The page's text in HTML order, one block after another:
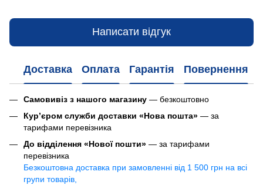
Написати відгук
Доставка Оплата Гарантія Повернення
Самовивіз з нашого магазину — безкоштовно
Кур’єром служби доставки «Нова пошта» — за
тарифами перевізника
До відділення «Нової пошти» — за тарифами
перевізника
Безкоштовна доставка при замовленні від 1 500 грн на всі
групи товарів,